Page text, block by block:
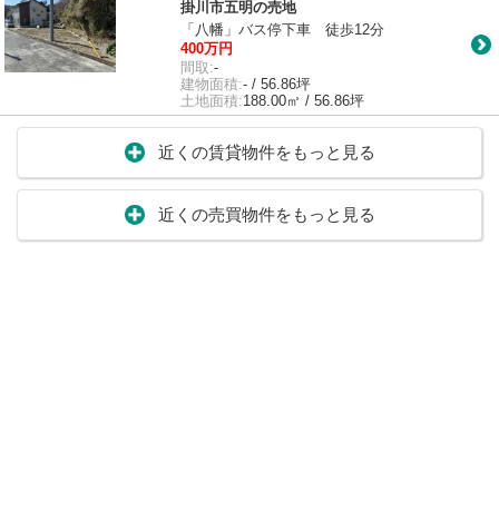
掛川市五明の売地
「八幡」バス停下車 徒歩12分
400万円
間取:-
建物面積:- / 56.86坪
土地面積:188.00㎡ / 56.86坪
近くの賃貸物件をもっと見る
近くの売買物件をもっと見る